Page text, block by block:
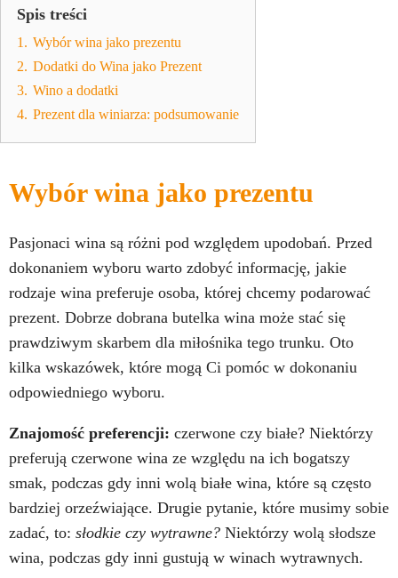
Spis treści
1. Wybór wina jako prezentu
2. Dodatki do Wina jako Prezent
3. Wino a dodatki
4. Prezent dla winiarza: podsumowanie
Wybór wina jako prezentu
Pasjonaci wina są różni pod względem upodobań. Przed
dokonaniem wyboru warto zdobyć informację, jakie
rodzaje wina preferuje osoba, której chcemy podarować
prezent. Dobrze dobrana butelka wina może stać się
prawdziwym skarbem dla miłośnika tego trunku. Oto
kilka wskazówek, które mogą Ci pomóc w dokonaniu
odpowiedniego wyboru.
Znajomość preferencji: czerwone czy białe? Niektórzy
preferują czerwone wina ze względu na ich bogatszy
smak, podczas gdy inni wolą białe wina, które są często
bardziej orzeźwiające. Drugie pytanie, które musimy sobie
zadać, to: słodkie czy wytrawne? Niektórzy wolą słodsze
wina, podczas gdy inni gustują w winach wytrawnych.